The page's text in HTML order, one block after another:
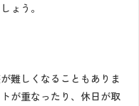
ょう。
難しくなることもありま
が重なったり、休日が取